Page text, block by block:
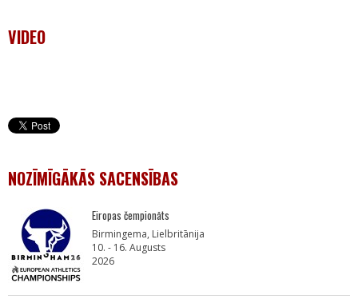
VIDEO
NOZĪMĪGĀKĀS SACENSĪBAS
Eiropas čempionāts
Birmingema, Lielbritānija
10. - 16. Augusts
2026